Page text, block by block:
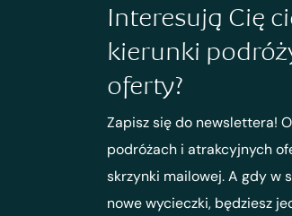
Interesują Cię
kierunki
oferty?
Zapisz się do newslettera!
podróżach i atrakcyjnych
skrzynki mailowej. A gdy w
nowe wycieczki, będziesz